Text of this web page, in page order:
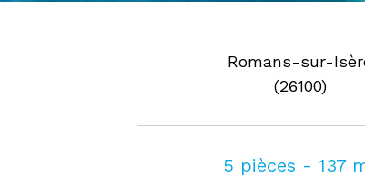
Romans-sur-
(26100)
5 pièces - 137